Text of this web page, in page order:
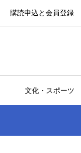
購読申込と会員登録
文化・スポーツ